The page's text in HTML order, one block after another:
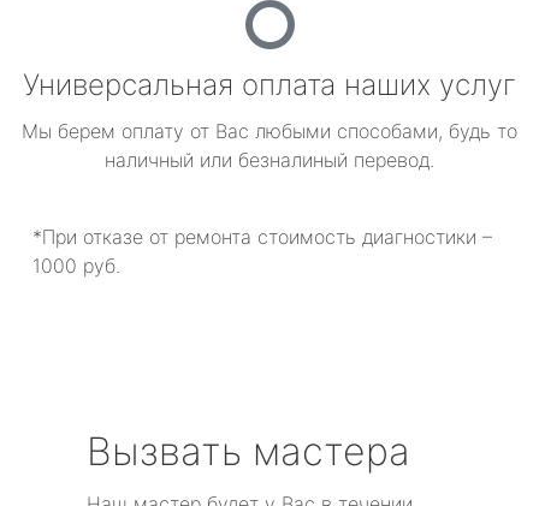
Универсальная оплата наших услуг
Мы берем оплату от Вас любыми способами, будь то
наличный или безналиный перевод.
*При отказе от ремонта стоимость диагностики –
1000 руб.
Вызвать мастера